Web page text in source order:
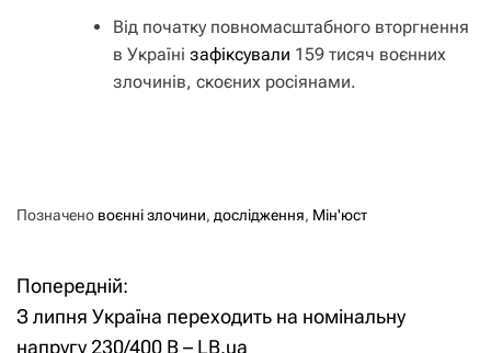
Від початку повномасштабного вторгнення
в Україні зафіксували 159 тисяч воєнних
злочинів, скоєних росіянами.
Позначено воєнні злочини, дослідження, Мін'юст
Н
а
Попередній:
З липня Україна переходить на номінальну
напругу 230/400 В – LB.ua